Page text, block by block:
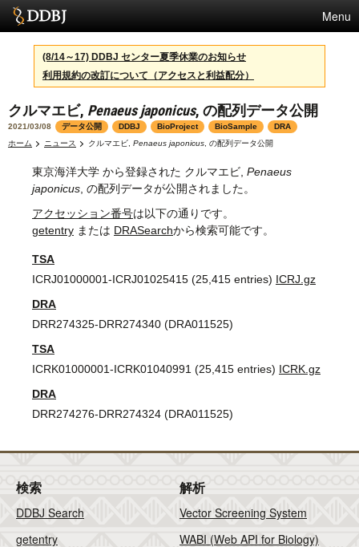
Menu
サービス
スパコン
統計
活動
センターについて
利用規約
問合せ
English
(8/14～17) DDBJ センター夏季休業のお知らせ
利用規約の改訂について（アクセスと利益配分）
クルマエビ, Penaeus japonicus, の配列データ公開
2021/03/08 データ公開 DDBJ BioProject BioSample
DRA
ホーム
ニュース クルマエビ, Penaeus japonicus , の配列データ公開
東京海洋大学 から登録された クルマエビ, Penaeus
japonicus , の配列データが公開されました。
アクセッション番号は以下の通りです。
getentry または DRASearchから検索可能です。
TSA
ICRJ01000001-ICRJ01025415 (25,415 entries) ICRJ.gz
DRA
DRR274325-DRR274340 (DRA011525)
TSA
ICRK01000001-ICRK01040991 (25,415 entries) ICRK.gz
DRA
DRR274276-DRR274324 (DRA011525)
検索
DDBJ Search
getentry
解析
Vector Screening System
WABI (Web API for Biology)